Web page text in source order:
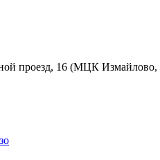
проезд, 16 (МЦК Измайлово,